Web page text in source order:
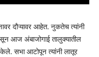
दौऱ्यावर आहेत. नुकतेच त्यांनी
आज अंबाजोगाई तालुक्यातील
सभा आटोपून त्यांनी लातूर